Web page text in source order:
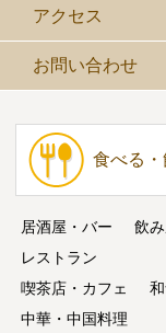
アクセス
お問い合わせ
食べる・
居酒屋・バー
飲
レストラン
喫茶店・カフェ
中華・中国料理